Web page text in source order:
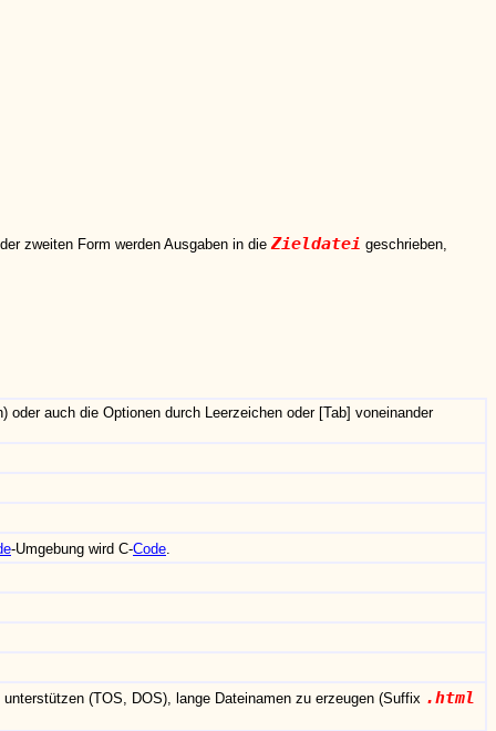
zweiten Form werden Ausgaben in dieZieldatei geschrieben,
auch die Optionen durch Leerzeichen oder [Tab] voneinander
-Umgebung wird C-Code
(TOS, DOS), lange Dateinamen zu erzeugen (Suffix .html